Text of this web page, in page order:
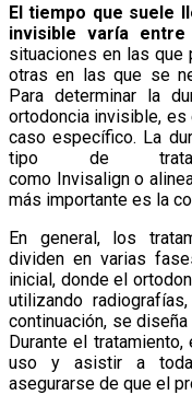
El tiempo que suele
invisible varía
situaciones en las
otras en las que se
Para determinar la
ortodoncia invisible,
caso específico. La
tipo de
como Invisalign o
más importante es la
En general, los
dividen en varias
inicial, donde el
utilizando
continuación, se
Durante el
uso y asistir a
asegurarse de que el